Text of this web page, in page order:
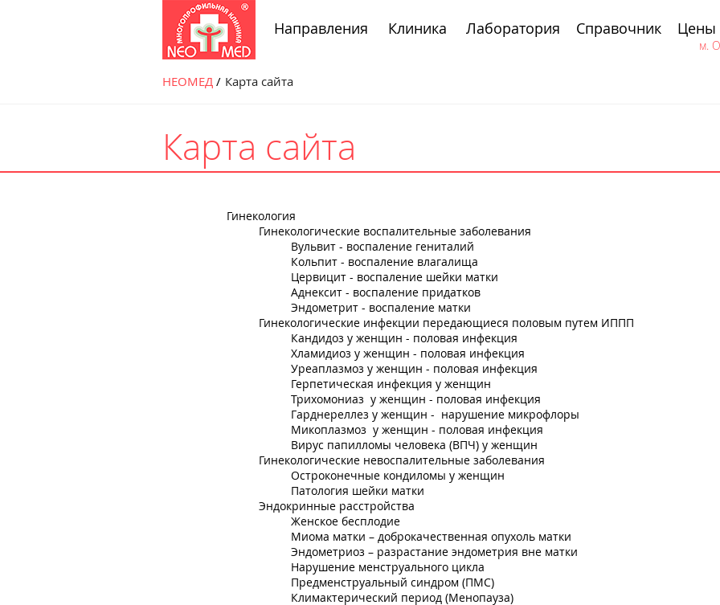
Направления Клиника Лаборатория Справочник Цены
м.
НЕОМЕД Карта сайта
Карта сайта
Гинекология
Гинекологические воспалительные заболевания
Вульвит - воспаление гениталий
Кольпит - воспаление влагалища
Цервицит - воспаление шейки матки
Аднексит - воспаление придатков
Эндометрит - воспаление матки
Гинекологические инфекции передающиеся половым путем ИППП
Кандидоз у женщин - половая инфекция
Хламидиоз у женщин - половая инфекция
Уреаплазмоз у женщин - половая инфекция
Герпетическая инфекция у женщин
Трихомониаз у женщин - половая инфекция
Гарднереллез у женщин - нарушение микрофлоры
Микоплазмоз у женщин - половая инфекция
Вирус папилломы человека (ВПЧ) у женщин
Гинекологические невоспалительные заболевания
Остроконечные кондиломы у женщин
Патология шейки матки
Эндокринные расстройства
Женское бесплодие
Миома матки – доброкачественная опухоль матки
Эндометриоз – разрастание эндометрия вне матки
Нарушение менструального цикла
Предменструальный синдром (ПМС)
Климактерический период (Менопауза)